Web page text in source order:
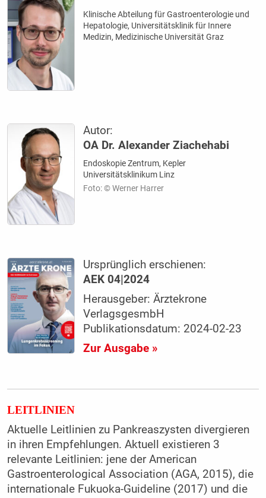
Klinische Abteilung für Gastroenterologie und
Hepatologie, Universitätsklinik für Innere
Medizin, Medizinische Universität Graz
Autor:
OA Dr. Alexander Ziachehabi
Endoskopie Zentrum, Kepler
Universitätsklinikum Linz
Foto: © Werner Harrer
Ursprünglich erschienen:
AEK 04|2024
Herausgeber: Ärztekrone
VerlagsgesmbH
Publikationsdatum: 2024-02-23
Zur Ausgabe »
LEITLINIEN
Aktuelle Leitlinien zu Pankreaszysten divergieren
in ihren Empfehlungen. Aktuell existieren 3
relevante Leitlinien: jene der American
Gastroenterological Association (AGA, 2015), die
internationale Fukuoka-Guideline (2017) und die